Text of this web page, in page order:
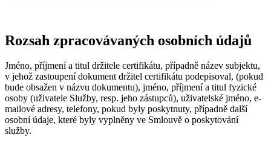
Rozsah zpracovávaných osobních údajů
Jméno, příjmení a titul držitele certifikátu, případně název subjektu,
v jehož zastoupení dokument držitel certifikátu podepisoval, (pokud
bude obsažen v názvu dokumentu), jméno, příjmení a titul fyzické
osoby (uživatele Služby, resp. jeho zástupců), uživatelské jméno, e-
mailové adresy, telefony, pokud byly poskytnuty, případně další
osobní údaje, které byly vyplněny ve Smlouvě o poskytování
služby.